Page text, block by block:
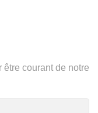
être courant de notre